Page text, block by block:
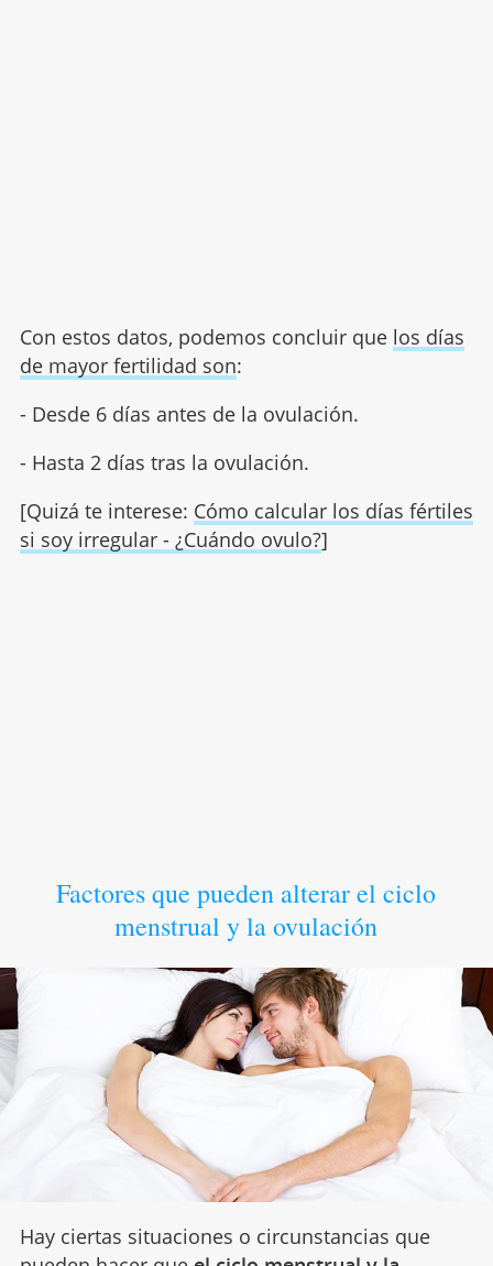
Con estos datos, podemos concluir que los días
de mayor fertilidad son:
- Desde 6 días antes de la ovulación.
- Hasta 2 días tras la ovulación.
[Quizá te interese: Cómo calcular los días fértiles
si soy irregular - ¿Cuándo ovulo?]
Factores que pueden alterar el ciclo
menstrual y la ovulación
Hay ciertas situaciones o circunstancias que